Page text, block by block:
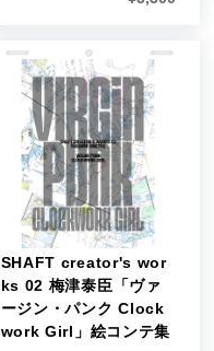
SHAFT creator's wor
ks 02 梅津泰臣「ヴァ
ージン・パンク Clock
work Girl」絵コンテ集